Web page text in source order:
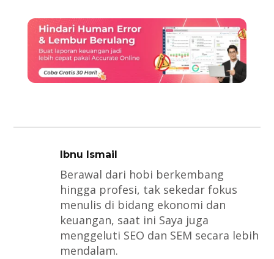
Ibnu Ismail
Berawal dari hobi berkembang
hingga profesi, tak sekedar fokus
menulis di bidang ekonomi dan
keuangan, saat ini Saya juga
menggeluti SEO dan SEM secara lebih
mendalam.